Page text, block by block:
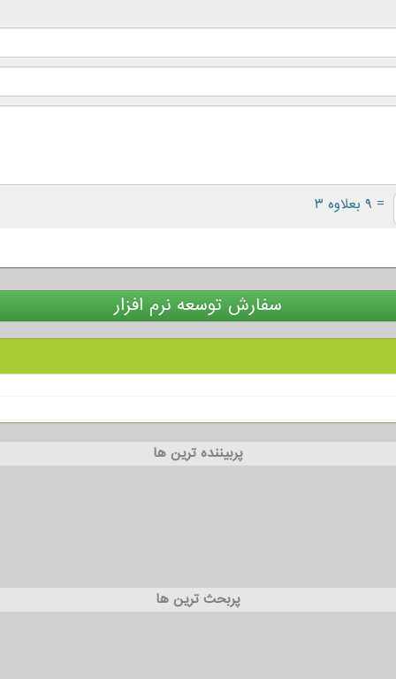
= ۹ بعلاوه ۳
سفارش توسعه نرم افزار
پربیننده ترین ها
پربحث ترین ها